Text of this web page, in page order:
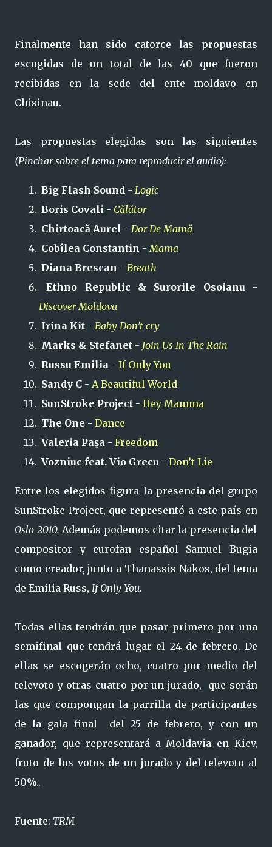
Finalmente han sido catorce las propuestas
escogidas de un total de las 40 que fueron
recibidas en la sede del ente moldavo en
Chisinau.
Las propuestas elegidas son las siguientes
(Pinchar sobre el tema para reproducir el audio):
Big Flash Sound - Logic
Boris Covali - Călător
Chirtoacă Aurel - Dor De Mamă
Cobîlea Constantin -Mama
Diana Brescan - Breath
Ethno Republic & Surorile Osoianu-
Discover Moldova
Irina Kit - Baby Don’t cry
Marks & Stefanet - Join Us In The Rain
Russu Emilia - If Only You
Sandy C - A Beautiful World
SunStroke Project - Hey Mamma
The One - Dance
Valeria Paşa - Freedom
Vozniuc feat. Vio Grecu - Don’t Lie
Entre los elegidos figura la presencia del grupo
SunStroke Project, que representó a este país en
Oslo 2010.Además podemos citar la presencia del
compositor y eurofan español Samuel Bugia
como creador, junto a Thanassis Nakos, del tema
de Emilia Russ, If Only You.
Todas ellas tendrán que pasar primero por una
semifinal que tendrá lugar el 24 de febrero. De
ellas se escogerán ocho, cuatro por medio del
televoto y otras cuatro por un jurado, que serán
las que compongan la parrilla de participantes
de la gala final del 25 de febrero, y con un
ganador, que representará a Moldavia en Kiev,
fruto de los votos de un jurado y del televoto al
50%..
Fuente: TRM